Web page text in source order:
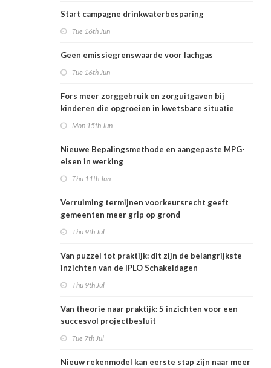
Start campagne drinkwaterbesparing
Tue 16th Jun
Geen emissiegrenswaarde voor lachgas
Tue 16th Jun
Fors meer zorggebruik en zorguitgaven bij
kinderen die opgroeien in kwetsbare situatie
Mon 15th Jun
Nieuwe Bepalingsmethode en aangepaste MPG-
eisen in werking
Thu 11th Jun
Verruiming termijnen voorkeursrecht geeft
gemeenten meer grip op grond
Thu 9th Jul
Van puzzel tot praktijk: dit zijn de belangrijkste
inzichten van de IPLO Schakeldagen
Thu 9th Jul
Van theorie naar praktijk: 5 inzichten voor een
succesvol projectbesluit
Tue 7th Jul
Nieuw rekenmodel kan eerste stap zijn naar meer